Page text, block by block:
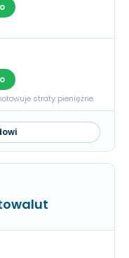
straty pieniężne.